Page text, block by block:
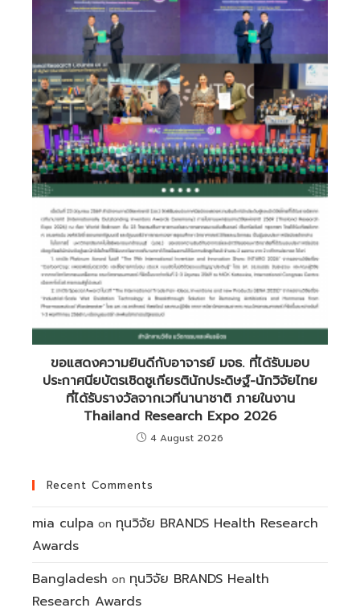
ขอแสดงความยินดีกับอาจารย์ มจธ. ที่ได้รับมอบ
ประกาศนียบัตรเชิดชูเกียรตินักประดิษฐ์-นักวิจัยไทย
ที่ได้รับรางวัลจากเวทีนานาชาติ ภายในงาน
Thailand Research Expo 2026
4 August 2026
Recent Comments
mia culpa on ทุนวิจัย BRANDS Health Research
Awards
Bangladesh on ทุนวิจัย BRANDS Health
Research Awards